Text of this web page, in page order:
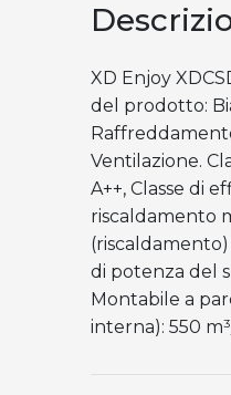
XD Enjoy
del prodotto:
Ventilazione.
A++, Classe di
riscaldamento
di potenza del
Montabile a
interna): 550